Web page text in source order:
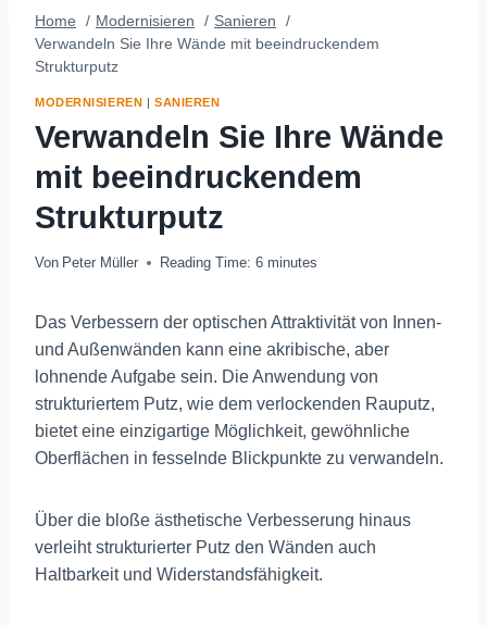
Home Modernisieren
Sanieren
Verwandeln Sie Ihre Wände mit beeindruckendem
Strukturputz
MODERNISIEREN | SANIEREN
Verwandeln Sie Ihre Wände
mit beeindruckendem
Strukturputz
Von Peter Müller Reading Time: 6 minutes
Das Verbessern der optischen Attraktivität von Innen-
und Außenwänden kann eine akribische, aber
lohnende Aufgabe sein. Die Anwendung von
strukturiertem Putz, wie dem verlockenden Rauputz,
bietet eine einzigartige Möglichkeit, gewöhnliche
Oberflächen in fesselnde Blickpunkte zu verwandeln.
Über die bloße ästhetische Verbesserung hinaus
verleiht strukturierter Putz den Wänden auch
Haltbarkeit und Widerstandsfähigkeit.